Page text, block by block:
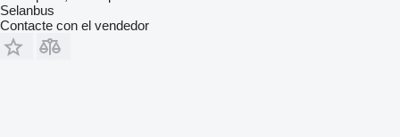
Selanbus
Contacte con el vendedor